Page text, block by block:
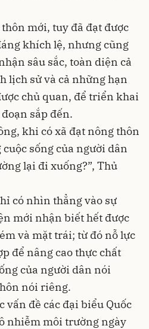
mới, tuy đã đạt được
khích lệ, nhưng cũng
sâu sắc, toàn diện cả
lịch sử và cả những hạn
chủ quan, để triển khai
sắp đến.
khi có xã đạt nông thôn
sống của người dân
lại đi xuống?”, Thủ
có nhìn thẳng vào sự
mới nhận biết hết được
và mặt trái; từ đó nỗ lực
để nâng cao thực chất
của người dân nói
nói riêng.
vấn đề các đại biểu Quốc
nhiễm môi trường ngày